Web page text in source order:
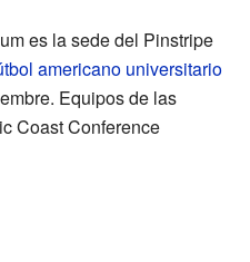
es la sede del Pinstripe
americano universitario
Equipos de las
Coast Conference